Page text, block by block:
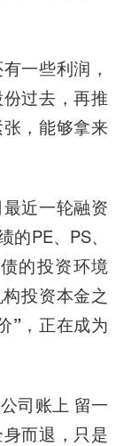
一些利润，
过去，再推
，能够拿来
近一轮融资
PE、PS、
的投资环境
投资本金之
”，正在成为
司账上 留一
而退，只是